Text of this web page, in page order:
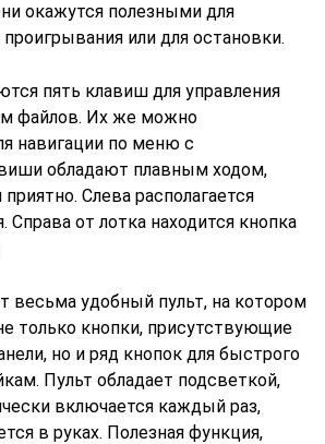
окажутся полезными для
или для остановки.
пять клавиш для управления
файлов. Их же можно
навигации по меню с
обладают плавным ходом,
Слева располагается
Справа от лотка находится кнопка
весьма удобный пульт, на котором
только кнопки, присутствующие
но и ряд кнопок для быстрого
Пульт обладает подсветкой,
включается каждый раз,
в руках. Полезная функция,